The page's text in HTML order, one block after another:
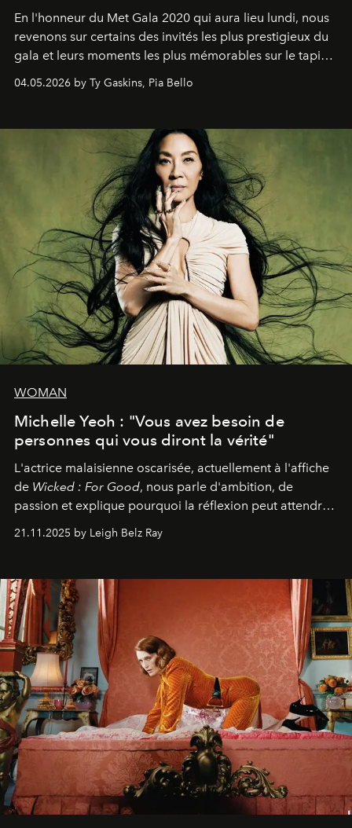
En l'honneur du Met Gala 2020 qui aura lieu lundi, nous
revenons sur certains des invités les plus prestigieux du
gala et leurs moments les plus mémorables sur le tapis
04.05.2026 by Ty Gaskins, Pia Bello
WOMAN
Michelle Yeoh : "Vous avez besoin de
personnes qui vous diront la vérité"
L'actrice malaisienne oscarisée, actuellement à l'affiche
de Wicked : For Good, nous parle d'ambition, de
passion et explique pourquoi la réflexion peut attendre.
personnage qui dit : 'C'est mon désir, mon ambition, ma
21.11.2025 by Leigh Belz Ray